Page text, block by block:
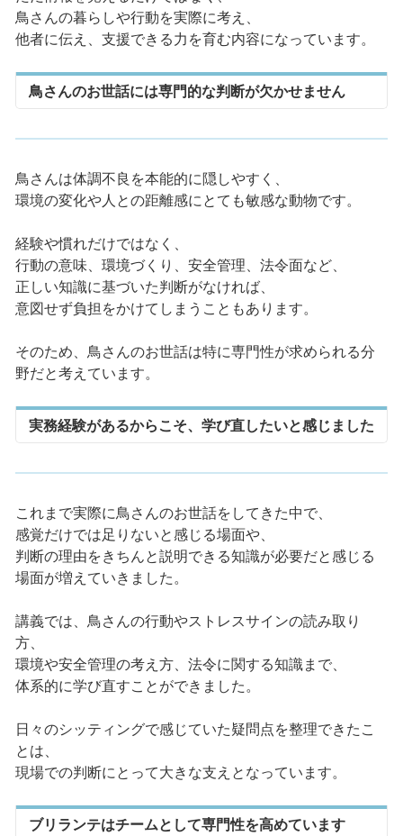
鳥さんの暮らしや行動を実際に考え、
他者に伝え、支援できる力を育む内容になっています。
鳥さんのお世話には専門的な判断が欠かせません
鳥さんは体調不良を本能的に隠しやすく、
環境の変化や人との距離感にとても敏感な動物です。
経験や慣れだけではなく、
行動の意味、環境づくり、安全管理、法令面など、
正しい知識に基づいた判断がなければ、
意図せず負担をかけてしまうこともあります。
そのため、鳥さんのお世話は特に専門性が求められる分
野だと考えています。
実務経験があるからこそ、学び直したいと感じました
これまで実際に鳥さんのお世話をしてきた中で、
感覚だけでは足りないと感じる場面や、
判断の理由をきちんと説明できる知識が必要だと感じる
場面が増えていきました。
講義では、鳥さんの行動やストレスサインの読み取り
方、
環境や安全管理の考え方、法令に関する知識まで、
体系的に学び直すことができました。
日々のシッティングで感じていた疑問点を整理できたこ
とは、
現場での判断にとって大きな支えとなっています。
ブリランテはチームとして専門性を高めています